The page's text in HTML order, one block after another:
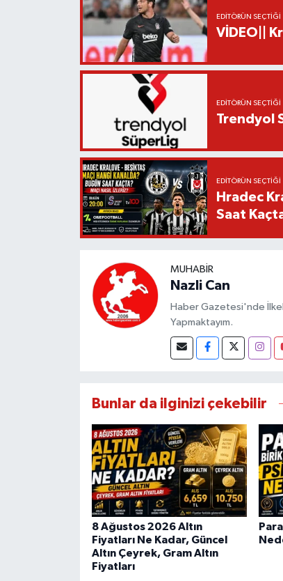
EDITÖRÜN SEÇTIĞI
VİDEO||
EDITÖRÜN SEÇTIĞI
Trendyol
EDITÖRÜN SEÇTIĞI
Hradec
Saat
MUHABIR
Nazli Can
Haber Gazetesi'nde
Yapmaktayım.
Bunlar da ilginizi çekebilir
8 Ağustos 2026 Altın
Fiyatları Ne Kadar, Güncel
Altın Çeyrek, Gram Altın
Fiyatları